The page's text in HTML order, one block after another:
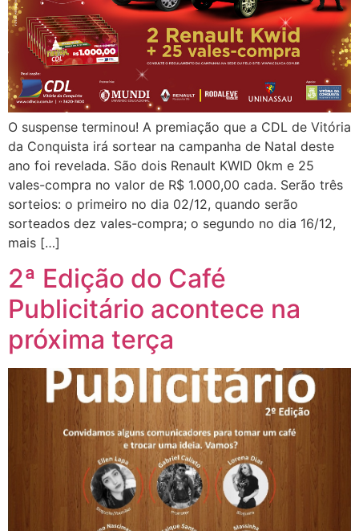
O suspense terminou! A premiação que a CDL de Vitória
da Conquista irá sortear na campanha de Natal deste
ano foi revelada. São dois Renault KWID 0km e 25
vales-compra no valor de R$ 1.000,00 cada. Serão três
sorteios: o primeiro no dia 02/12, quando serão
sorteados dez vales-compra; o segundo no dia 16/12,
mais […]
2ª Edição do Café
Publicitário acontece na
próxima terça